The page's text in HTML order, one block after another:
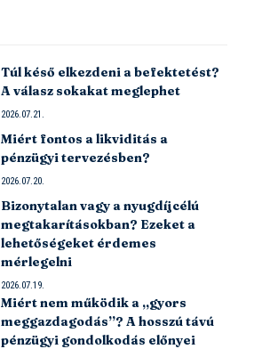
Túl késő elkezdeni a befektetést?
A válasz sokakat meglephet
2026.07.21.
Miért fontos a likviditás a
pénzügyi tervezésben?
2026.07.20.
Bizonytalan vagy a nyugdíjcélú
megtakarításokban? Ezeket a
lehetőségeket érdemes
mérlegelni
2026.07.19.
Miért nem működik a „gyors
meggazdagodás”? A hosszú távú
pénzügyi gondolkodás előnyei